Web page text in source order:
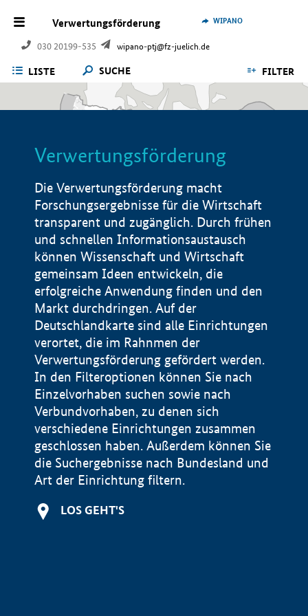
Verwertungsförderung
030 20199-535 wipano-ptj@fz-juelich.de
WIPANO
LISTE SUCHE FILTER
Verwertungsförderung
Die Verwertungsförderung macht
Forschungsergebnisse für die Wirtschaft
transparent und zugänglich. Durch frühen
und schnellen Informationsaustausch
können Wissenschaft und Wirtschaft
gemeinsam Ideen entwickeln, die
erfolgreiche Anwendung finden und den
Markt durchdringen. Auf der
Deutschlandkarte sind alle Einrichtungen
verortet, die im Rahnmen der
Verwertungsförderung gefördert werden.
In den Filteroptionen können Sie nach
Einzelvorhaben suchen sowie nach
Verbundvorhaben, zu denen sich
verschiedene Einrichtungen zusammen
geschlossen haben. Außerdem können Sie
die Suchergebnisse nach Bundesland und
Art der Einrichtung filtern.
LOS GEHT'S